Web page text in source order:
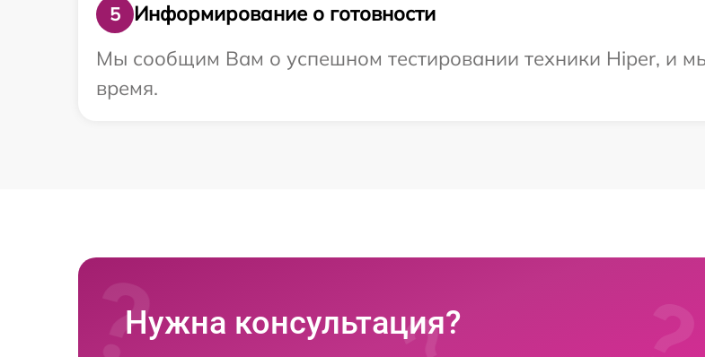
5
Информирование о готовности
Мы сообщим Вам о успешном тестировании техники Hiper, и
время.
Нужна консультация?